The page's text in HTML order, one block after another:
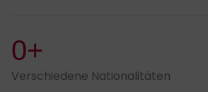
0+
Verschiedene Nationalitäten